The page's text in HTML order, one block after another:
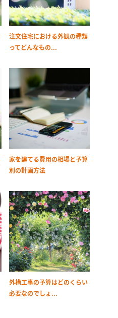
注文住宅における外観の種類
ってどんなもの...
家を建てる費用の相場と予算
別の計画方法
外構工事の予算はどのくらい
必要なのでしょ...